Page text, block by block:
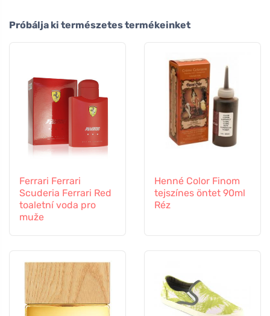
Próbálja ki természetes termékeinket
Ferrari Ferrari
Scuderia Ferrari Red
toaletní voda pro
muže
Henné Color Finom
tejszínes öntet 90ml
Réz